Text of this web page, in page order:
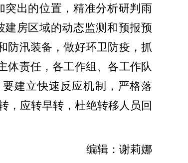
出的位置，精准分析研判雨
房区域的动态监测和预报预
防汛装备，做好环卫防疫，抓
体责任，各工作组、各工作队
建立快速反应机制，严格落
，应转早转，杜绝转移人员回
编辑：谢莉娜